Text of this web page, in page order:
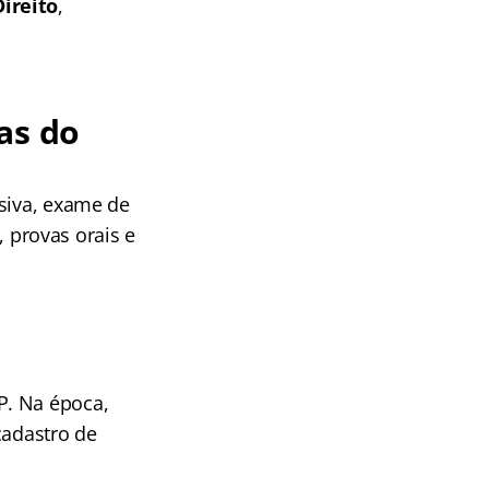
do
exame de
provas orais e
Na época,
de